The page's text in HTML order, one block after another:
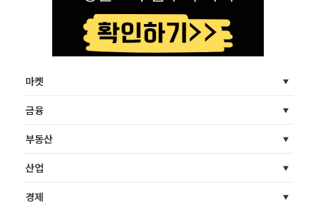
마켓
금융
부동산
산업
경제